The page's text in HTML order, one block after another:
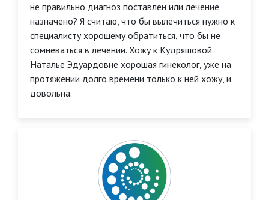
не правильно диагноз поставлен или лечение
назначено? Я считаю, что бы вылечиться нужно к
специалисту хорошему обратиться, что бы не
сомневаться в лечении. Хожу к Кудряшовой
Наталье Эдуардовне хорошая гинеколог, уже на
протяжении долго времени только к ней хожу, и
довольна.